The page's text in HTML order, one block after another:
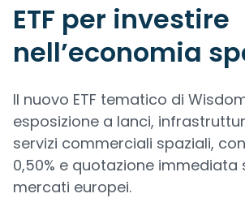
ETF per investire
nell’economia
Il nuovo ETF tematico di
esposizione a lanci,
servizi commerciali spaziali, con
0,50% e quotazione immediata
mercati europei.